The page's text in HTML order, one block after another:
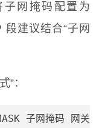
网掩码配置为
段建议结合“子网
”：
子网掩码 网关